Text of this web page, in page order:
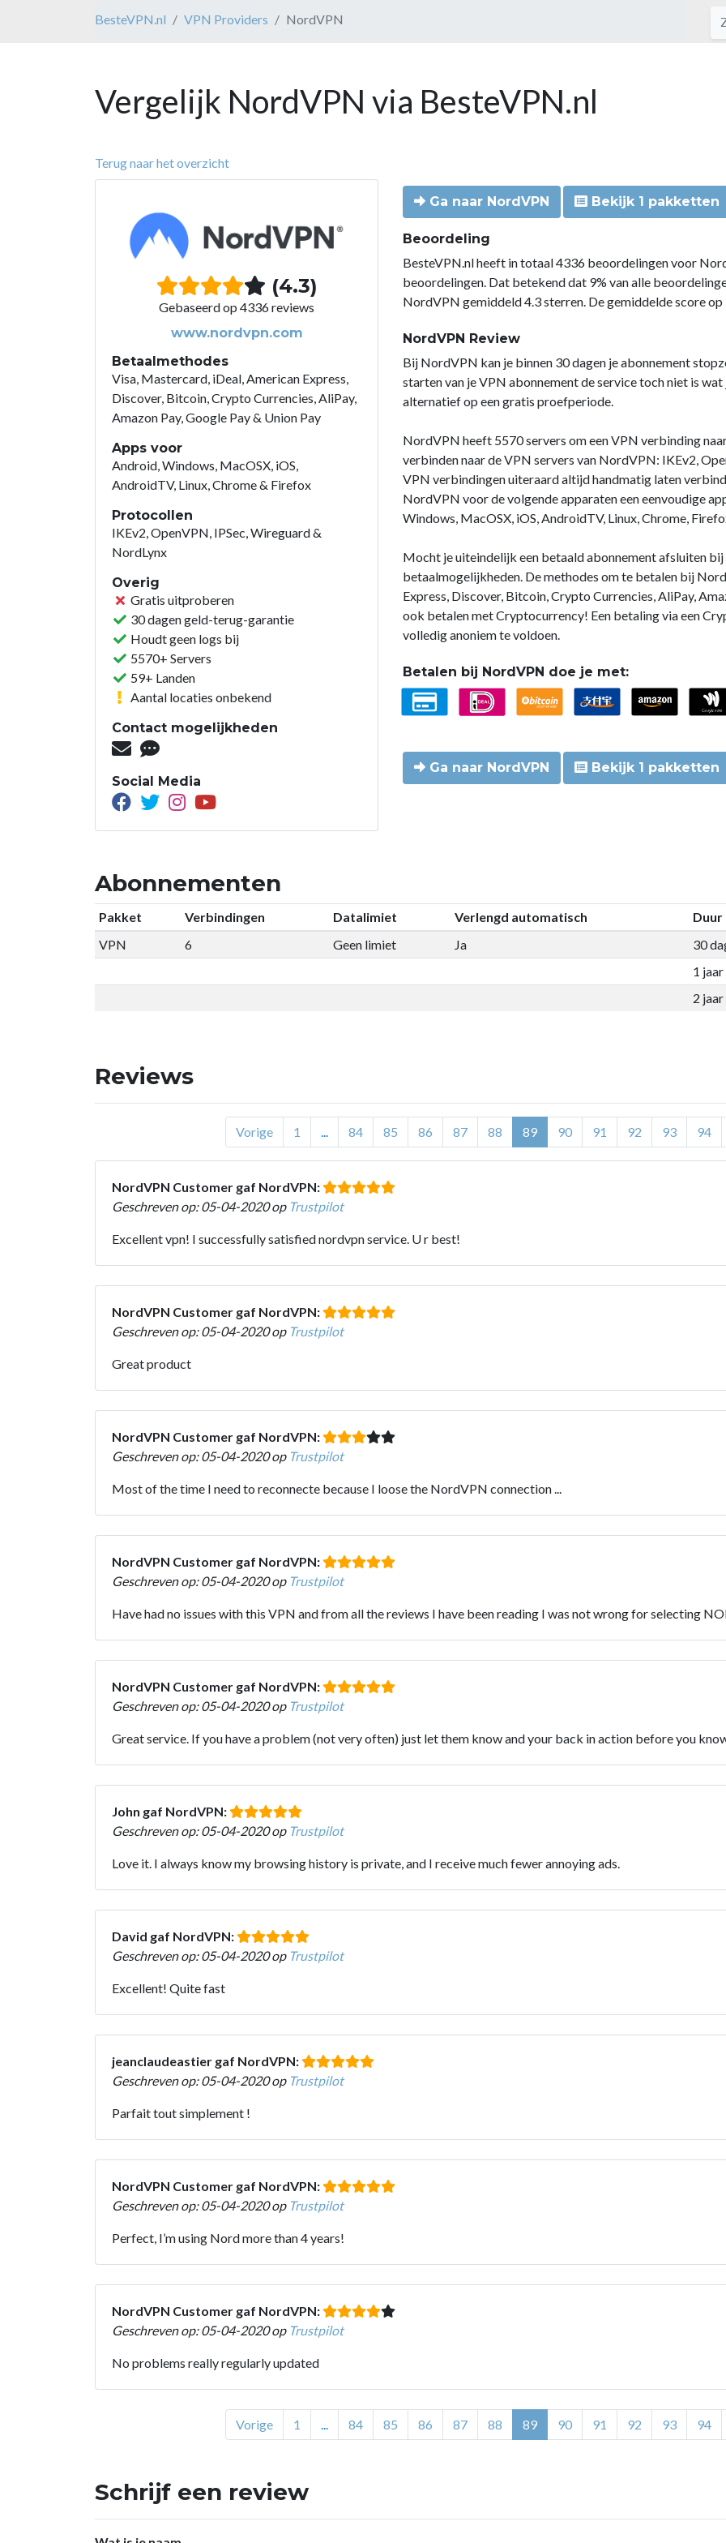
BesteVPN.nl VPN Providers NordVPN
Vergelijk NordVPN via BesteVPN.nl
Terug naar het overzicht
(4.3)
Gebaseerd op 4336 reviews
www.nordvpn.com
Betaalmethodes
Visa, Mastercard, iDeal, American Express,
Discover, Bitcoin, Crypto Currencies, AliPay,
Amazon Pay, Google Pay & Union Pay
Apps voor
Android, Windows, MacOSX, iOS,
AndroidTV, Linux, Chrome & Firefox
Protocollen
IKEv2, OpenVPN, IPSec, Wireguard &
NordLynx
Overig
Gratis uitproberen
30 dagen geld-terug-garantie
Houdt geen logs bij
5570+ Servers
59+ Landen
Aantal locaties onbekend
Contact mogelijkheden
Social Media
Ga naar NordVPN Bekijk 1 pakketten
Beoordeling
BesteVPN.nl heeft in totaal 4336 beoordelingen voor
beoordelingen. Dat betekend dat 9% van alle
NordVPN gemiddeld 4.3 sterren. De gemiddelde score op
NordVPN Review
Bij NordVPN kan je binnen 30 dagen je abonnement
starten van je VPN abonnement de service toch niet is
alternatief op een gratis proefperiode.
NordVPN heeft 5570 servers om een VPN verbinding
verbinden naar de VPN servers van NordVPN: IKEv2,
VPN verbindingen uiteraard altijd handmatig laten
NordVPN voor de volgende apparaten een eenvoudige
Windows, MacOSX, iOS, AndroidTV, Linux, Chrome,
Mocht je uiteindelijk een betaald abonnement afsluiten
betaalmogelijkheden. De methodes om te betalen bij
Express, Discover, Bitcoin, Crypto Currencies, AliPay,
ook betalen met Cryptocurrency! Een betaling via een
volledig anoniem te voldoen.
Betalen bij NordVPN doe je met:
Ga naar NordVPN Bekijk 1 pakketten
Abonnementen
Pakket Verbindingen Datalimiet Verlengd automatisch Duur
VPN
6 Geen limiet Ja 30
1 jaar
2 jaar
Reviews
Vorige 1 84 85 86 87 88 89 90 91 92 93 94
NordVPN Customer gaf NordVPN:
Geschreven op: 05-04-2020 op Trustpilot
Excellent vpn! I successfully satisfied nordvpn service. U r best!
NordVPN Customer gaf NordVPN:
Geschreven op: 05-04-2020 op Trustpilot
Great product
NordVPN Customer gaf NordVPN:
Geschreven op: 05-04-2020 op Trustpilot
Most of the time I need to reconnecte because I loose the NordVPN connection ...
NordVPN Customer gaf NordVPN:
Geschreven op: 05-04-2020 op Trustpilot
Have had no issues with this VPN and from all the reviews I have been reading I was not wrong for selecting
NordVPN Customer gaf NordVPN:
Geschreven op: 05-04-2020 op Trustpilot
Great service. If you have a problem (not very often) just let them know and your back in action before you
John gaf NordVPN:
Geschreven op: 05-04-2020 op Trustpilot
Love it. I always know my browsing history is private, and I receive much fewer annoying ads.
David gaf NordVPN:
Geschreven op: 05-04-2020 op Trustpilot
Excellent! Quite fast
jeanclaudeastier gaf NordVPN:
Geschreven op: 05-04-2020 op Trustpilot
Parfait tout simplement !
NordVPN Customer gaf NordVPN:
Geschreven op: 05-04-2020 op Trustpilot
Perfect, I’m using Nord more than 4 years!
NordVPN Customer gaf NordVPN:
Geschreven op: 05-04-2020 op Trustpilot
No problems really regularly updated
Vorige 1 84 85 86 87 88 89 90 91 92 93 94
Schrijf een review